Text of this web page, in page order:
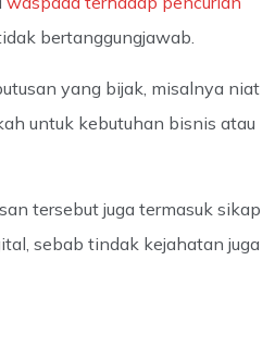
bertanggungjawab.
yang bijak, misalnya niat
untuk kebutuhan bisnis atau
tersebut juga termasuk sikap
sebab tindak kejahatan juga